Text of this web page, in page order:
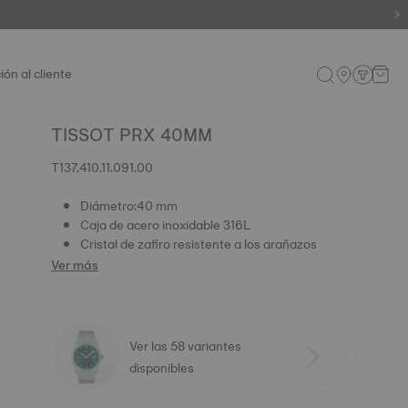
al cliente
TISSOT PRX 40MM
T137.410.11.091.00
Diámetro:40 mm
Caja de acero inoxidable 316L
Cristal de zafiro resistente a los arañazos
Ver más
Ver las 58 variantes
disponibles